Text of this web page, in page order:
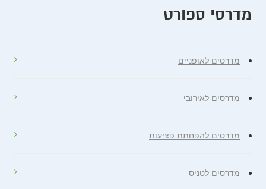
מדרסי ספורט
מדרסים לאופניים
מדרסים לאירובי
מדרסים להפחתת פציעות
מדרסים לטניס